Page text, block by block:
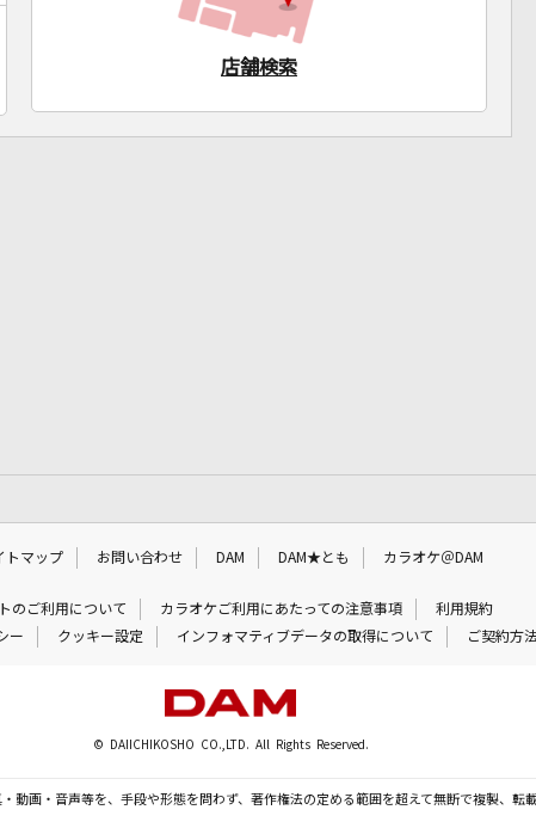
店舗検索
トマップ お問い合わせ DAM DAM★とも カラオケ＠DAM
のご利用について カラオケご利用にあたっての注意事項
利用規約
ー クッキー設定 インフォマティブデータの取得について ご契約方
© DAIICHIKOSHO CO.,LTD. All Rights Reserved.
動画・音声等を、手段や形態を問わず、著作権法の定める範囲を超えて無断で複製、転